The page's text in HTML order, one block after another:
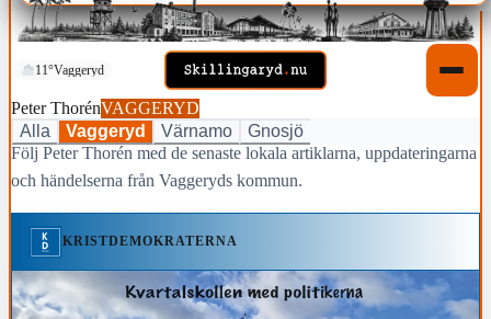
11°Vaggeryd
Peter ThorénVAGGERYD
Alla
Vaggeryd Värnamo
Gnosjö
Följ Peter Thorén med de senaste lokala artiklarna, uppdateringarna
och händelserna från Vaggeryds kommun.
KRISTDEMOKRATERNA